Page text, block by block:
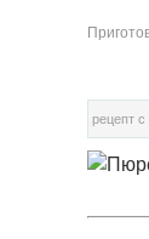
рецепт